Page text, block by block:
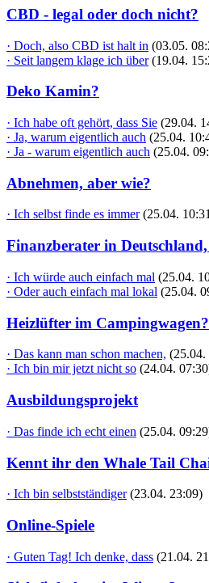
CBD - legal oder doch nicht?
· Doch, also CBD ist halt in (03.05.
· Seit langem klage ich über (19.04.
Deko Kamin?
· Ich habe oft gehört, dass Sie (29.04.
· Ja, warum eigentlich auch (25.04.
· Ja - warum eigentlich auch (25.04.
Abnehmen, aber wie?
· Ich selbst finde es immer (25.04.
Finanzberater in
· Ich würde auch einfach mal (25.04.
· Oder auch einfach mal lokal (25.04.
Heizlüfter im Campingwagen?
· Das kann man schon machen, (25.04.
· Ich bin mir jetzt nicht so (24.04.
Ausbildungsprojekt
· Das finde ich echt einen (25.04.
Kennt ihr den Whale Tail
· Ich bin selbstständiger (23.04. 23:09)
Online-Spiele
· Guten Tag! Ich denke, dass (21.04.